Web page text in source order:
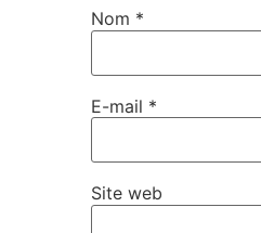
Nom *
E-mail *
Site web